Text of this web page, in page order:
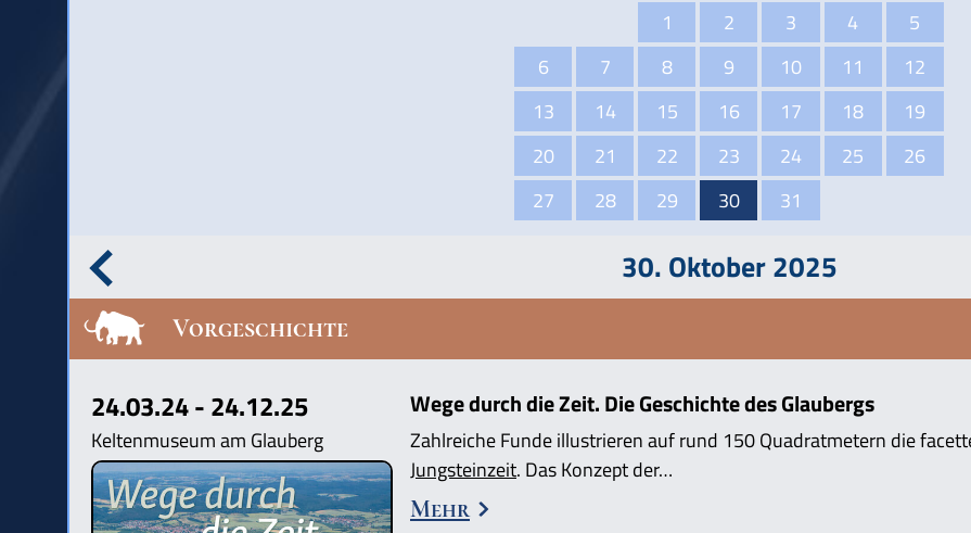
1
2 3 4
5
6
7 8 9 10 11
12
13
14 15 16 17 18
19
20
21 22 23 24 25
26
27
28 29 30 31
30. Oktober 2025
Vorgeschichte
24.03.24 - 24.12.25
Keltenmuseum am Glauberg
Wege durch die Zeit. Die Geschichte des Glaubergs
Zahlreiche Funde illustrieren auf rund 150 Quadratmetern die
Jungsteinzeit. Das Konzept der…
Mehr